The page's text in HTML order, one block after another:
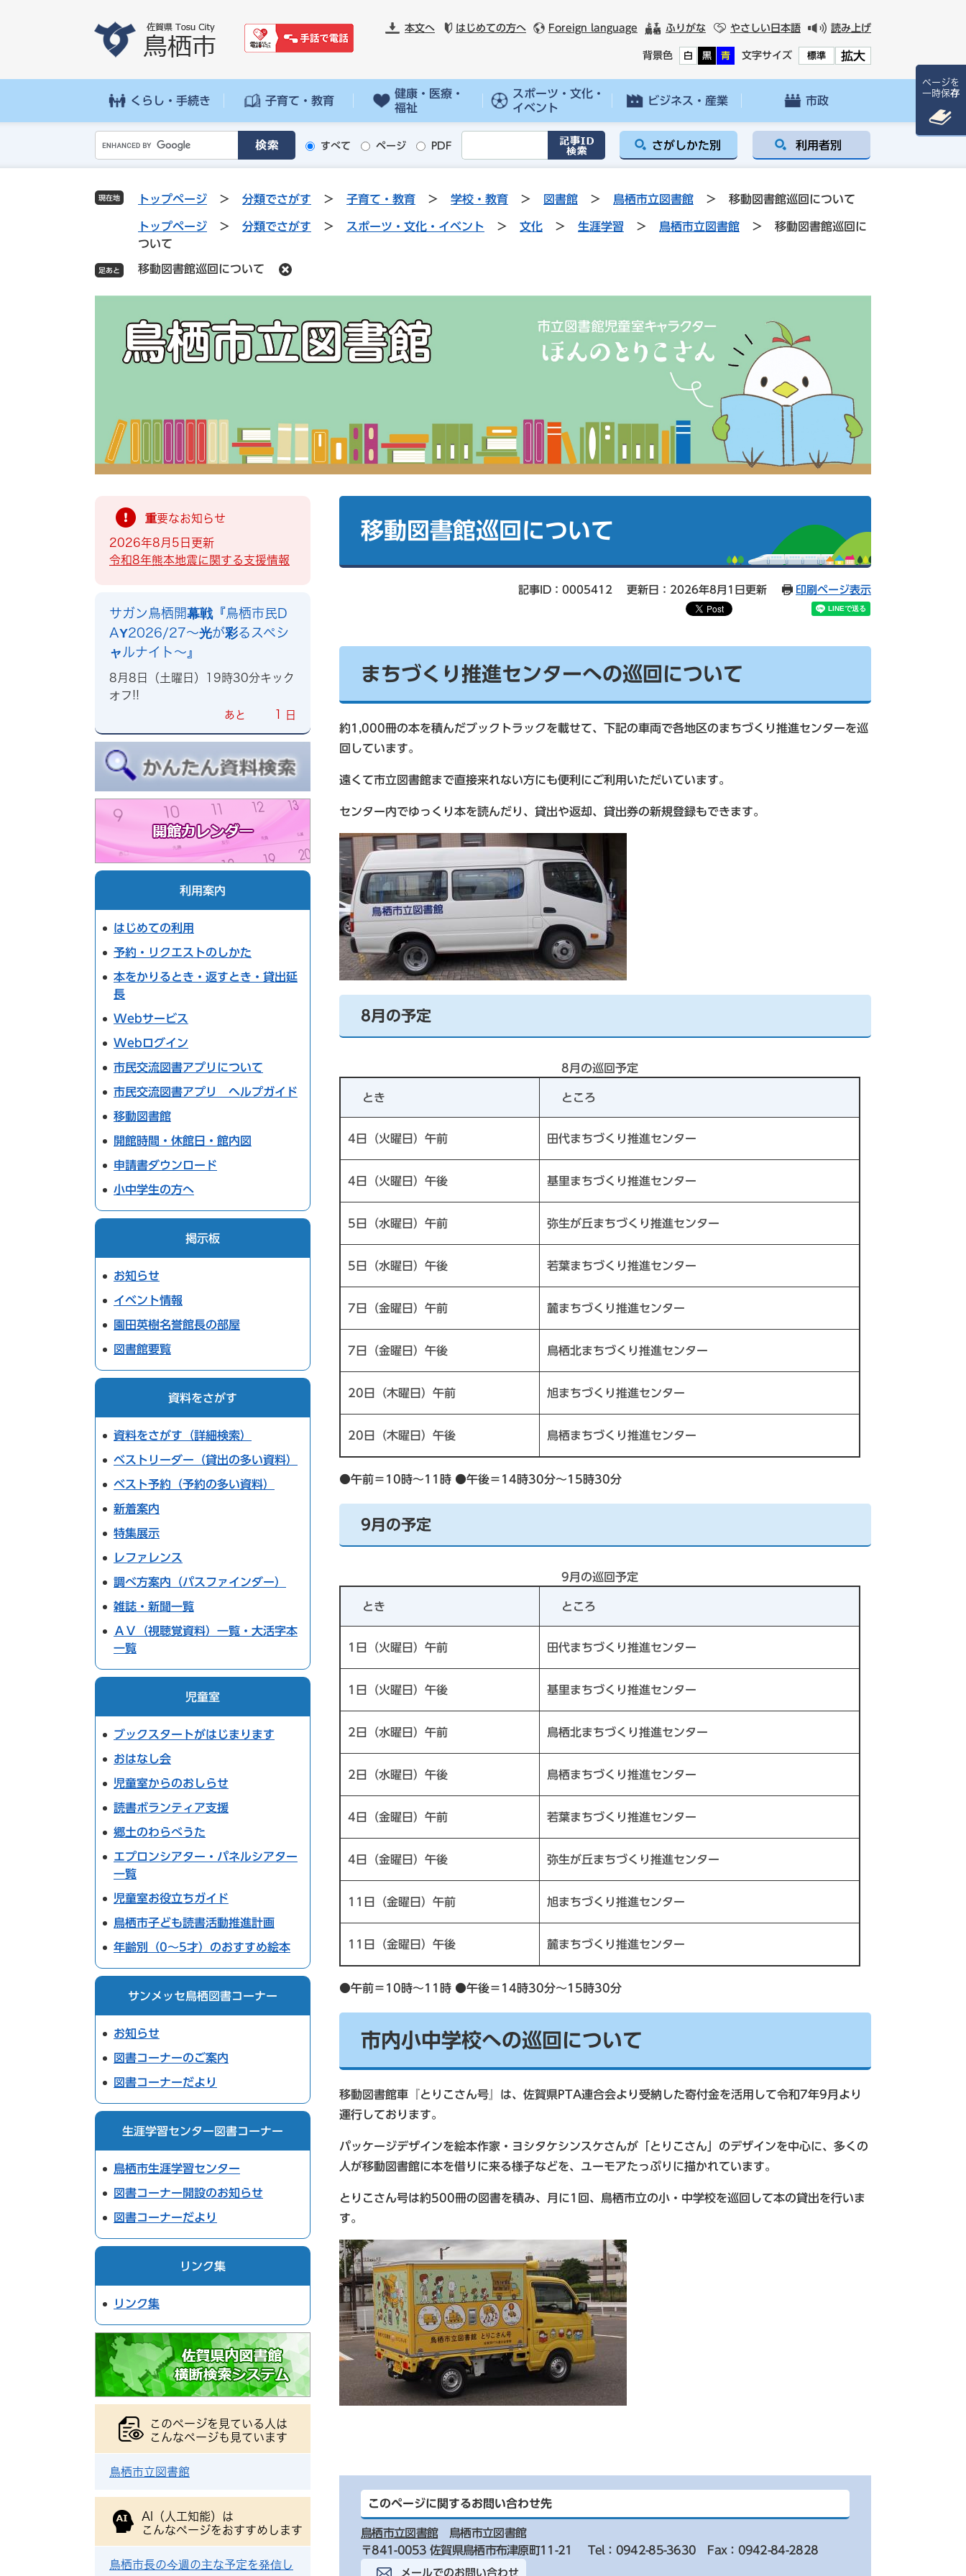
先
を
本文へ はじめての方へ Foreign language ふりがな やさしい日本語 読み上げ
背景色 白 黒 青 文字サイズ 標準 拡大
くらし・手続き 子育て・教育
健康・医療・
福祉
スポーツ・文化・
イベント
ビジネス・産業 市政
o
g
l
タ
ム
すべて ページ PDF さがしかた別 利用者別
現在地 トップページ > 分類でさがす > 子育て・教育 > 学校・教育 > 図書館 > 鳥栖市立図書館 > 移動図書館巡回について
トップページ > 分類でさがす > スポーツ・文化・イベント > 文化 > 生涯学習 > 鳥栖市立図書館 >
移動図書館巡回に
ついて
移動図書館巡回について
移動図書館巡回について
記事ID：0005412 更新日：2026年8月1日更新 印刷ページ表示
まちづくり推進センターへの巡回について
約1,000冊の本を積んだブックトラックを載せて、下記の車両で各地区のまちづくり推進センターを巡
回しています。
遠くて市立図書館まで直接来れない方にも便利にご利用いただいています。
センター内でゆっくり本を読んだり、貸出や返却、貸出券の新規登録もできます。
8月の予定
8月の巡回予定
とき ところ
4日（火曜日）午前 田代まちづくり推進センター
4日（火曜日）午後 基里まちづくり推進センター
5日（水曜日）午前 弥生が丘まちづくり推進センター
5日（水曜日）午後 若葉まちづくり推進センター
7日（金曜日）午前 麓まちづくり推進センター
7日（金曜日）午後 鳥栖北まちづくり推進センター
20日（木曜日）午前 旭まちづくり推進センター
20日（木曜日）午後 鳥栖まちづくり推進センター
●午前＝10時～11時 ●午後＝14時30分～15時30分
9月の予定
9月の巡回予定
とき ところ
1日（火曜日）午前 田代まちづくり推進センター
1日（火曜日）午後 基里まちづくり推進センター
2日（水曜日）午前 鳥栖北まちづくり推進センター
2日（水曜日）午後 鳥栖まちづくり推進センター
4日（金曜日）午前 若葉まちづくり推進センター
4日（金曜日）午後 弥生が丘まちづくり推進センター
11日（金曜日）午前 旭まちづくり推進センター
11日（金曜日）午後 麓まちづくり推進センター
●午前＝10時～11時 ●午後＝14時30分～15時30分
市内小中学校への巡回について
移動図書館車『とりこさん号』は、佐賀県PTA連合会より受納した寄付金を活用して令和7年9月より
運行しております。
パッケージデザインを絵本作家・ヨシタケシンスケさんが「とりこさん」のデザインを中心に、多くの
人が移動図書館に本を借りに来る様子などを、ユーモアたっぷりに描かれています。
とりこさん号は約500冊の図書を積み、月に1回、鳥栖市立の小・中学校を巡回して本の貸出を行いま
す。
このページに関するお問い合わせ先
鳥栖市立図書館
鳥栖市立図書館
〒841-0053 佐賀県鳥栖市布津原町11-21
Tel：0942-85-3630 Fax：0942-84-2828
メールでのお問い合わせ
重要なお知らせ
2026年8月5日更新
令和8年熊本地震に関する支援情報
サガン鳥栖開幕戦『鳥栖市民D
AY2026/27～光が彩るスペシ
ャルナイト～』
8月8日（土曜日）19時30分キック
オフ!!
あと 1 日
利用案内
はじめての利用
予約・リクエストのしかた
本をかりるとき・返すとき・貸出延
長
Webサービス
Webログイン
市民交流図書アプリについて
市民交流図書アプリ ヘルプガイド
移動図書館
開館時間・休館日・館内図
申請書ダウンロード
小中学生の方へ
掲示板
お知らせ
イベント情報
園田英樹名誉館長の部屋
図書館要覧
資料をさがす
資料をさがす（詳細検索）
ベストリーダー（貸出の多い資料）
ベスト予約（予約の多い資料）
新着案内
特集展示
レファレンス
調べ方案内（パスファインダー）
雑誌・新聞一覧
ＡＶ（視聴覚資料）一覧・大活字本
一覧
児童室
ブックスタートがはじまります
おはなし会
児童室からのおしらせ
読書ボランティア支援
郷土のわらべうた
エプロンシアター・パネルシアター
一覧
児童室お役立ちガイド
鳥栖市子ども読書活動推進計画
年齢別（0～5才）のおすすめ絵本
サンメッセ鳥栖図書コーナー
お知らせ
図書コーナーのご案内
図書コーナーだより
生涯学習センター図書コーナー
鳥栖市生涯学習センター
図書コーナー開設のお知らせ
図書コーナーだより
リンク集
リンク集
このページを見ている人は
こんなページも見ています
鳥栖市立図書館
AI（人工知能）は
こんなページをおすすめします
鳥栖市長の今週の主な予定を発信し
ページを
一時保存